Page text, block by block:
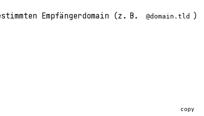
Empfängerdomain (z. B. @domain.tld )
copy